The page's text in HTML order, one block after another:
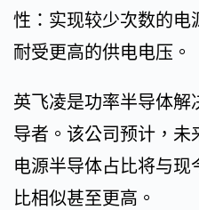
性：实现较少次数的电
耐受更高的供电电压。
英飞凌是功率半导体解
导者。该公司预计，未
电源半导体占比将与现
比相似甚至更高。